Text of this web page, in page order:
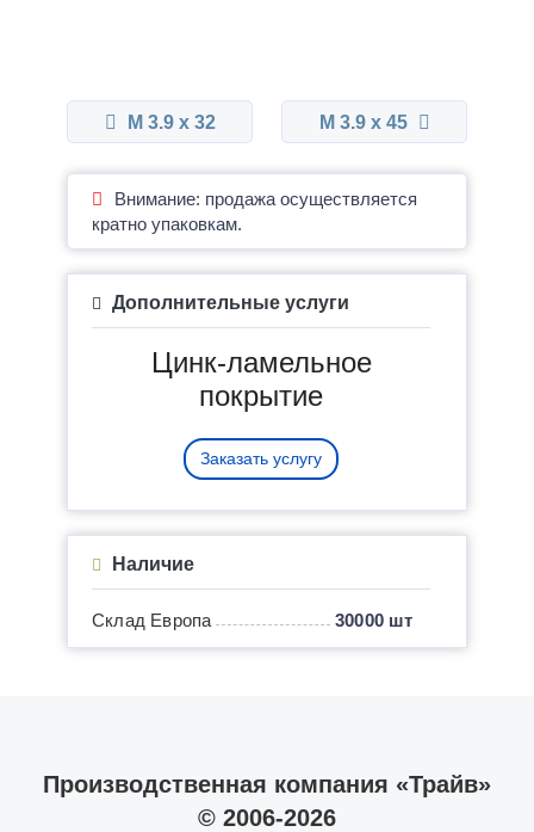
М 3.9 x 32 М 3.9 x 45
Внимание: продажа осуществляется
кратно упаковкам.
Дополнительные услуги
Цинк-ламельное
покрытие
Заказать услугу
Наличие
Склад Европа 30000 шт
Производственная компания «Трайв»
© 2006-2026